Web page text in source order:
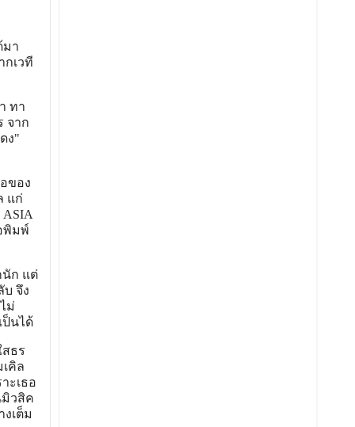
มา
กเวที
ทา
จาก
ง"
ของ
แก่
พิมพ์
นัก แต่
บ จึง
ม่
ป็นได้
ธร
คิล
ะเธอ
มิวสิค
เต็ม